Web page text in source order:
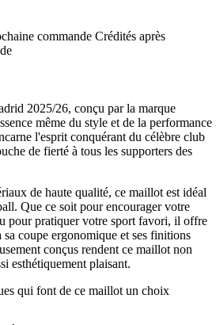
commande Crédités après
2025/26, conçu par la marque
même du style et de la performance
l'esprit conquérant du célèbre club
de fierté à tous les supporters des
de haute qualité, ce maillot est idéal
Que ce soit pour encourager votre
pour pratiquer votre sport favori, il offre
sa coupe ergonomique et ses finitions
conçus rendent ce maillot non
esthétiquement plaisant.
qui font de ce maillot un choix